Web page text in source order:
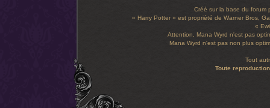
Créé sur la base du forum
« Harry Potter » est propriété de Warner Bros,
«
Attention, Mana Wyrd n'est pas
Mana Wyrd n'est pas non plus
Tout
Toute